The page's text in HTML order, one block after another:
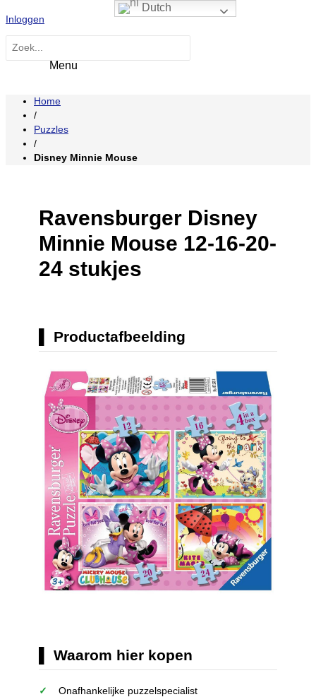
naar
de
inhoud
Inloggen
naar:
Home
/
Puzzles
/
Disney Minnie Mouse
Ravensburger Disney
Minnie Mouse 12-16-20-
24 stukjes
Productafbeelding
Waarom hier kopen
Onafhankelijke puzzelspecialist
Dutch